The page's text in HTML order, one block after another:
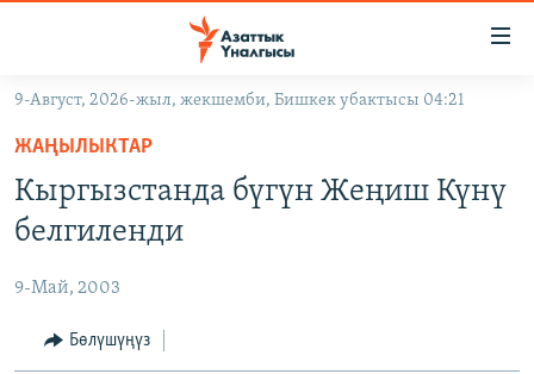
Навигацияга
өтүңүз
Издөөгө
салыңызКЫРГЫЗСТАН
ЭКОНОМИКА
МАДАНИЯТ
ДҮЙНӨ
БОРБОР АЗИЯ
АТАЙЫН ИЛИКТӨӨ
ТВ ПРОГРАММАЛАР
9-Август, 2026-жыл, жекшемби, Бишкек убактысы 04:21
ЖАҢЫЛЫКТАР
Кыргызстанда бүгүн Жеңиш Күнү
белгиленди
9-Май, 2003
Бөлүшүңүз